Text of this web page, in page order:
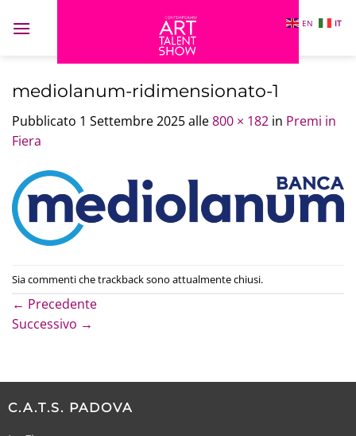
mediolanum-ridimensionato-1
Pubblicato 1 Settembre 2025alle800 × 182 in Premi in
Fiera
Sia commenti che trackback sono attualmente chiusi.
← Precedente
Successivo →
C.A.T.S. PADOVA
EN IT